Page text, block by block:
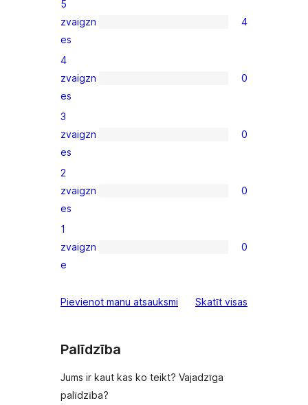
4
5-
star
reviews
5
zvaigzn
es
4
0
4-
star
reviews
4
zvaigzn
es
0
0
3-
star
reviews
3
zvaigzn
es
0
0
2-
star
reviews
2
zvaigzn
es
0
0
1-
reviews
1
zvaigzn
e
0
Pievienot manu atsauksmi Skatīt visas
Palīdzība
Jums ir kaut kas ko teikt? Vajadzīga
palīdzība?